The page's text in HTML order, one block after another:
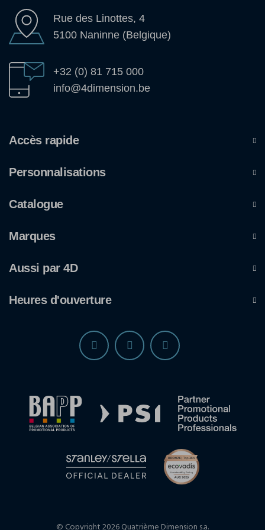
Rue des Linottes, 4
5100 Naninne (Belgique)
+32 (0) 81 715 000
info@4dimension.be
Accès rapide
Personnalisations
Catalogue
Marques
Aussi par 4D
Heures d'ouverture
© Copyright 2026 Quatrième Dimension s.a.